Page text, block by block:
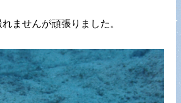
ませんが頑張りました。